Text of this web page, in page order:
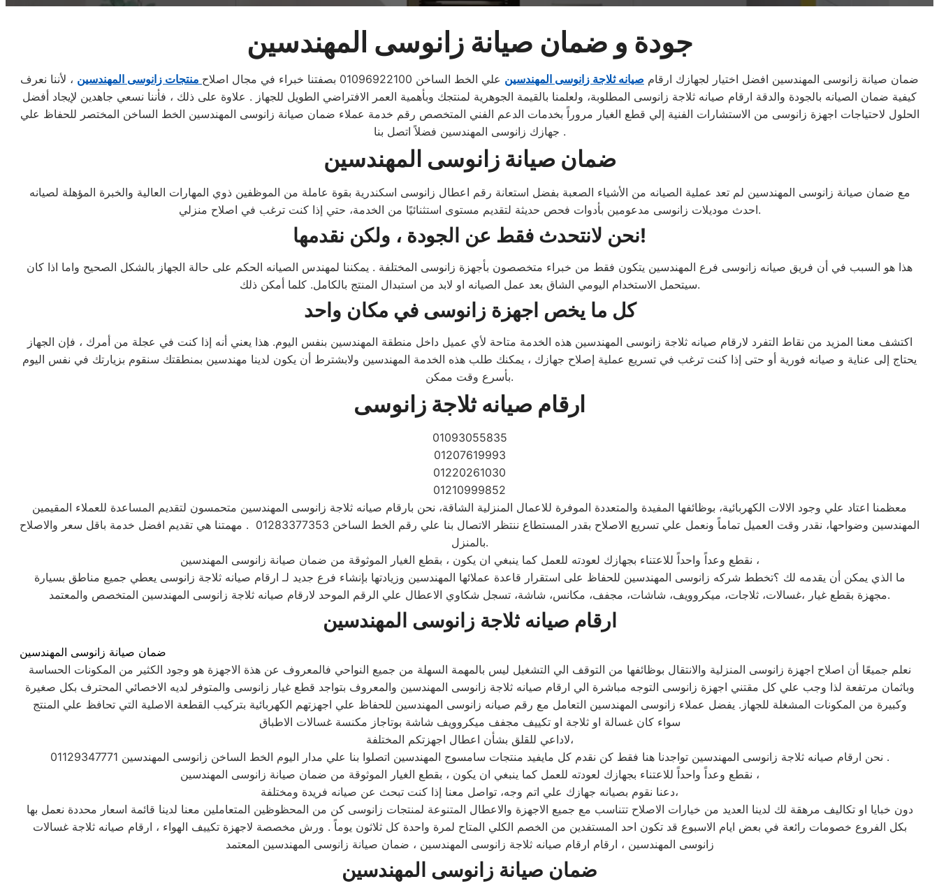
جودة و ضمان صيانة زانوسى المهندسين
ضمان صيانة زانوسى المهندسين افضل اختيار لجهازك ارقام صيانه ثلاجة زانوسى المهندسين علي الخط الساخن 01096922100 بصفتنا خبراء في مجال اصلاح منتجات زانوسى المهندسين ، لأننا نعرف
كيفية ضمان الصيانه بالجودة والدقة ارقام صيانه ثلاجة زانوسى المطلوبة، ولعلمنا بالقيمة الجوهرية لمنتجك وبأهمية العمر الافتراضي الطويل للجهاز . علاوة على ذلك ، فأننا نسعي جاهدين لإيجاد أفضل
الحلول لاحتياجات اجهزة زانوسى من الاستشارات الفنية إلي قطع الغيار مروراً بخدمات الدعم الفني المتخصص رقم خدمة عملاء ضمان صيانة زانوسى المهندسين الخط الساخن المختصر للحفاظ علي
جهازك زانوسى المهندسين فضلاً اتصل بنا .
ضمان صيانة زانوسى المهندسين
مع ضمان صيانة زانوسى المهندسين لم تعد عملية الصيانه من الأشياء الصعبة بفضل استعانة رقم اعطال زانوسى اسكندرية بقوة عاملة من الموظفين ذوي المهارات العالية والخبرة المؤهلة لصيانه
احدث موديلات زانوسى مدعومين بأدوات فحص حديثة لتقديم مستوى استثنائيًا من الخدمة، حتي إذا كنت ترغب في اصلاح منزلي.
نحن لانتحدث فقط عن الجودة ، ولكن نقدمها!
هذا هو السبب في أن فريق صيانه زانوسى فرع المهندسين يتكون فقط من خبراء متخصصون بأجهزة زانوسى المختلفة . يمكننا لمهندس الصيانه الحكم على حالة الجهاز بالشكل الصحيح واما اذا كان
سيتحمل الاستخدام اليومي الشاق بعد عمل الصيانه او لابد من استبدال المنتج بالكامل. كلما أمكن ذلك.
كل ما يخص اجهزة زانوسى في مكان واحد
اكتشف معنا المزيد من نقاط التفرد لارقام صيانه ثلاجة زانوسى المهندسين هذه الخدمة متاحة لأي عميل داخل منطقة المهندسين بنفس اليوم. هذا يعني أنه إذا كنت في عجلة من أمرك ، فإن الجهاز
يحتاج إلى عناية و صيانه فورية أو حتى إذا كنت ترغب في تسريع عملية إصلاح جهازك ، يمكنك طلب هذه الخدمة المهندسين ولابشترط أن يكون لدينا مهندسين بمنطقتك سنقوم بزيارتك في نفس اليوم
بأسرع وقت ممكن.
ارقام صيانه ثلاجة زانوسى
01093055835
01207619993
01220261030
01210999852
معظمنا اعتاد علي وجود الالات الكهربائية، بوظائفها المفيدة والمتعددة الموفرة للاعمال المنزلية الشاقة، نحن بارقام صيانه ثلاجة زانوسى المهندسين متحمسون لتقديم المساعدة للعملاء المقيمين
المهندسين وضواحها، نقدر وقت العميل تماماً ونعمل علي تسريع الاصلاح بقدر المستطاع ننتظر الاتصال بنا علي رقم الخط الساخن 01283377353 . مهمتنا هي تقديم افضل خدمة باقل سعر والاصلاح
بالمنزل.
نقطع وعداً واحداً للاعتناء بجهازك لعودته للعمل كما ينبغي ان يكون ، بقطع الغيار الموثوقة من ضمان صيانة زانوسى المهندسين ،
ما الذي يمكن أن يقدمه لك ؟تخطط شركه زانوسى المهندسين للحفاظ على استقرار قاعدة عملائها المهندسين وزيادتها بإنشاء فرع جديد لـ ارقام صيانه ثلاجة زانوسى يعطي جميع مناطق بسيارة
مجهزة بقطع غيار ،غسالات، ثلاجات، ميكروويف، شاشات، مجفف، مكانس، شاشة، تسجل شكاوي الاعطال علي الرقم الموحد لارقام صيانه ثلاجة زانوسى المهندسين المتخصص والمعتمد.
ارقام صيانه ثلاجة زانوسى المهندسين
ضمان صيانة زانوسى المهندسين
نعلم جميعًا أن اصلاح اجهزة زانوسى المنزلية والانتقال بوظائفها من التوقف الي التشغيل ليس بالمهمة السهلة من جميع النواحي فالمعروف عن هذة الاجهزة هو وجود الكثير من المكونات الحساسة
وباثمان مرتفعة لذا وجب علي كل مقتني اجهزة زانوسى التوجه مباشرة الي ارقام صيانه ثلاجة زانوسى المهندسين والمعروف بتواجد قطع غيار زانوسى والمتوفر لديه الاخصائي المحترف بكل صغيرة
وكبيرة من المكونات المشغلة للجهاز. يفضل عملاء زانوسى المهندسين التعامل مع رقم صيانه زانوسى المهندسين للحفاظ علي اجهزتهم الكهربائية بتركيب القطعة الاصلية التي تحافظ علي المنتج
سواء كان غسالة او ثلاجة او تكييف مجفف ميكروويف شاشة بوتاجاز مكنسة غسالات الاطباق
لاداعي للقلق بشأن اعطال اجهزتكم المختلفة،
نحن ارقام صيانه ثلاجة زانوسى المهندسين تواجدنا هنا فقط كن نقدم كل مايفيد منتجات سامسوج المهندسين اتصلوا بنا علي مدار اليوم الخط الساخن زانوسى المهندسين 01129347771 .
نقطع وعداً واحداً للاعتناء بجهازك لعودته للعمل كما ينبغي ان يكون ، بقطع الغيار الموثوقة من ضمان صيانة زانوسى المهندسين ،
دعنا نقوم بصيانه جهازك علي اتم وجه، تواصل معنا إذا كنت تبحث عن صيانه فريدة ومختلفة،
دون خبايا او تكاليف مرهقة لك لدينا العديد من خيارات الاصلاح تتناسب مع جميع الاجهزة والاعطال المتنوعة لمنتجات زانوسى كن من المحظوظين المتعاملين معنا لدينا قائمة اسعار محددة نعمل بها
بكل الفروع خصومات رائعة في بعض ايام الاسبوع قد تكون احد المستفدين من الخصم الكلي المتاح لمرة واحدة كل ثلاثون يوماً . ورش مخصصة لاجهزة تكييف الهواء ، ارقام صيانه ثلاجة غسالات
زانوسى المهندسين ، ارقام ارقام صيانه ثلاجة زانوسى المهندسين ، ضمان صيانة زانوسى المهندسين المعتمد
ضمان صيانة زانوسى المهندسين